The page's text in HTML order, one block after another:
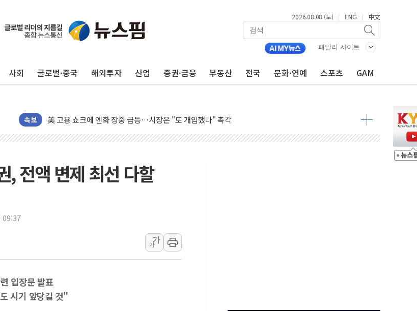
2026.08.08 (토) | ENG | 中文
패밀리 사이트
사회 글로벌·중국 해외투자 산업 증권·금융 부동산 전국 문화·연예 스포츠 GAM
속보
미 연준 매파 기세 꺾이나…고용 감소에 9월 동결 전망 우세
트럼프, 백신·자폐증 행정명령 검토…"이르면 다음 주"
美 항소법원, 백악관 무도회장 공사 중단 명령…트럼프 제동
美 고용 쇼크에 엔화 장중 급등…시장은 "또 개입했나" 촉각
[AI MY 뉴스] 뉴욕 반도체주 프리뷰...美 고용 쇼크에 반도체주 '활짝'
[종합] 美 7월 고용 2만3000명 감소 '쇼크'…9월 금리 인상 기대 후퇴
[사진] 이슬람 수니파 3개국, 공동방위협정 체결
특정 정치인 측근 포항시 정책특보 내정설...포항시 '시끌'
李 "해남 태양광, 대한민국 다음 100년 밑거름…수도권 집중 완화 전환점"
트럼프, 中 겨냥 폴리실리콘 관세 15% 부과…美 태양광주 급등
[사진] 빈살만과 에르도안의 만남
, 전액 변제 최선 다할
09:37
가
가
입장문 발표
시기 앞당길 것"